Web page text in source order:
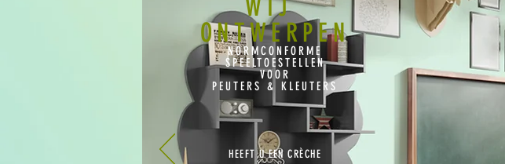
WIJ
ONTWERPEN
NORMCONFORME
SPEELTOESTELLEN
VOOR
PEUTERS & KLEUTERS
HEEFT U EENCRÈCHE